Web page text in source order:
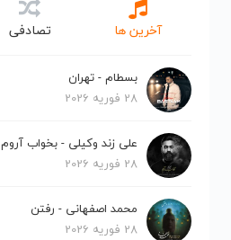
آخرین ها تصادفی
بسطام - تهران
28 فوریه 2026
علی زند وکیلی - بخواب آروم
28 فوریه 2026
محمد اصفهانی - رفتن
28 فوریه 2026